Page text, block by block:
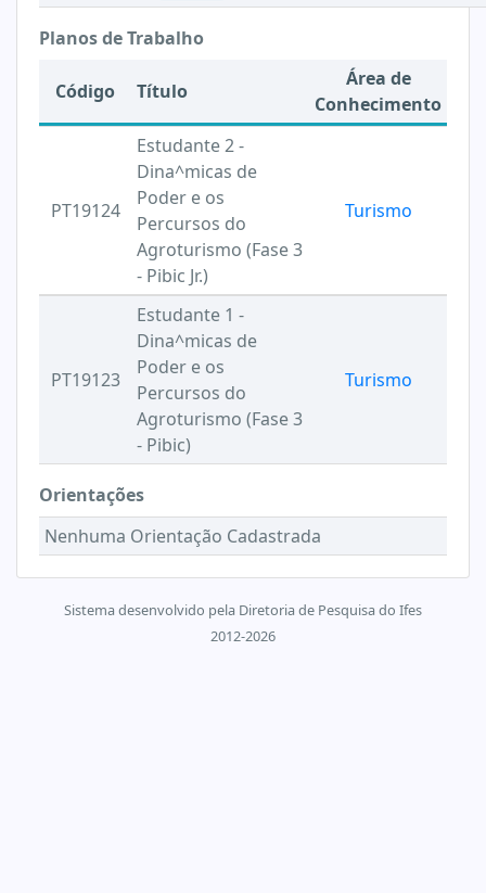
Planos de Trabalho
Código Título
Área de
Conhecimento
PT19124
Estudante 2 -
Dina^micas de
Poder e os
Percursos do
Agroturismo (Fase 3
- Pibic Jr.)
Turismo
PT19123
Estudante 1 -
Dina^micas de
Poder e os
Percursos do
Agroturismo (Fase 3
- Pibic)
Turismo
Orientações
Nenhuma Orientação Cadastrada
Sistema desenvolvido pela Diretoria de Pesquisa do Ifes
2012-2026